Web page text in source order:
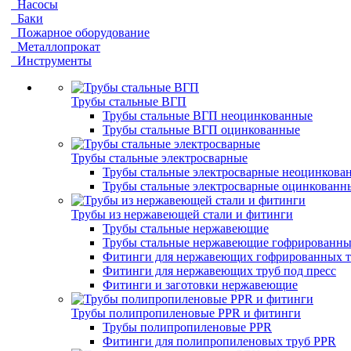
Насосы
Баки
Пожарное оборудование
Металлопрокат
Инструменты
Трубы стальные ВГП
Трубы стальные ВГП неоцинкованные
Трубы стальные ВГП оцинкованные
Трубы стальные электросварные
Трубы стальные электросварные
Трубы стальные электросварные
Трубы из нержавеющей стали и фитинги
Трубы стальные нержавеющие
Трубы стальные нержавеющие
Фитинги для нержавеющих гофрированных
Фитинги для нержавеющих труб под пресс
Фитинги и заготовки нержавеющие
Трубы полипропиленовые PPR и фитинги
Трубы полипропиленовые PPR
Фитинги для полипропиленовых труб PPR